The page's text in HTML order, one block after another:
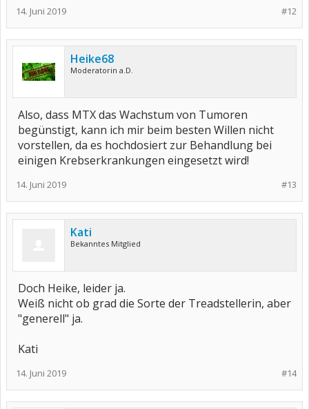
#12
14. Juni 2019
Heike68
Moderatorin a.D.
Also, dass MTX das Wachstum von Tumoren
begünstigt, kann ich mir beim besten Willen nicht
vorstellen, da es hochdosiert zur Behandlung bei
einigen Krebserkrankungen eingesetzt wird!
#13
14. Juni 2019
Kati
Bekanntes Mitglied
Doch Heike, leider ja.
Weiß nicht ob grad die Sorte der Treadstellerin, aber
"generell" ja.
Kati
#14
14. Juni 2019